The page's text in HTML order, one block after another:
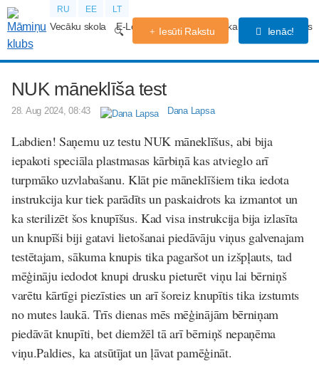
RU EE LT
Vecāku skola E-Lekcijas Grūtniecības kalendārs Forums
Iesūti Rakstu Ienāc!
NUK māneklīša test
28. Aug 2024, 08:43 Dana Lapsa
Labdien! Saņemu uz testu NUK māneklīšus, abi bija
iepakoti speciāla plastmasas kārbiņā kas atvieglo arī
turpmāko uzvlabašanu. Klāt pie māneklīšiem tika iedota
instrukcija kur tiek parādīts un paskaidrots ka izmantot un
ka sterilizēt šos knupīšus. Kad visa instrukcija bija izlasīta
un knupīši biji gatavi lietošanai piedāvāju viņus galvenajam
testētajam, sākuma knupis tika pagaršot un izšpļauts, tad
mēģināju iedodot knupi drusku pieturēt viņu lai bērniņš
varētu kārtīgi piezīsties un arī šoreiz knupītis tika izstumts
no mutes laukā. Trīs dienas mēs mēģinājām bērniņam
piedāvāt knupīti, bet diemžēl tā arī bērniņš nepaņēma
viņu.Paldies, ka atsūtījat un ļāvat pamēģināt.